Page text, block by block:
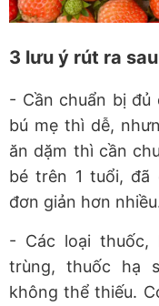
3 lưu ý rút ra
- Cần chuẩn bị đủ
bú mẹ thì dễ,
ăn dặm thì cần
bé trên 1 tuổi,
đơn giản hơn
- Các loại thuốc,
trùng, thuốc hạ
không thể thiếu.